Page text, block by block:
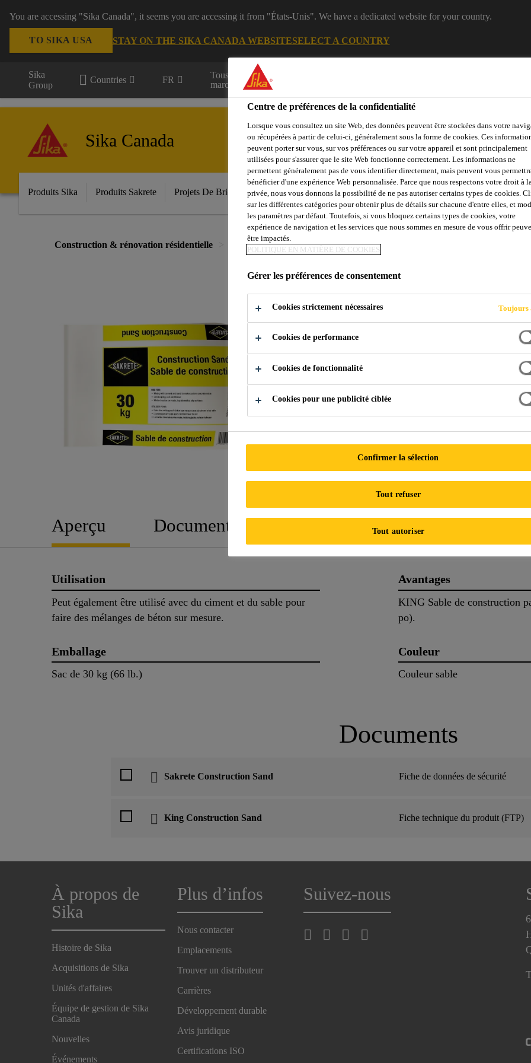
You are accessing "Sika Canada", it seems you are accessing it from "États-Unis". We have a dedicated website for your country.
TO SIKA USA STAY ON THE SIKA CANADA WEBSITESELECT A COUNTRY
Sika
Group
Countries FR
Tous les
marchés
Sika Canada
Produits Sika Produits Sakrete Projets De Bricolage Calculateurs Centre de ressources Trouver un distributeur
Construction & rénovation résidentielle SAKRETE Construction Sand
SAKRETE
Pour usages généraux, incluant aménagement
traction hivernale sur les routes, épandage sur les
huileuses.
KING Sable de construction passée au crible
Aperçu Documents
Utilisation
Peut également être utilisé avec du ciment et du sable pour
faire des mélanges de béton sur mesure.
Avantages
KING Sable de construction
po).
Emballage
Sac de 30 kg (66 lb.)
Couleur
Couleur sable
Documents
Sakrete Construction Sand Fiche de données de sécurité
King Construction Sand Fiche technique du produit (FTP)
À propos de
Sika
Histoire de Sika
Acquisitions de Sika
Unités d'affaires
Équipe de gestion de Sika
Canada
Nouvelles
Événements
Plus d’infos
Nous contacter
Emplacements
Trouver un distributeur
Carrières
Développement durable
Avis juridique
Certifications ISO
Suivez-nous
Centre de préférences de la confidentialité
Lorsque vous consultez un site Web, des données peuvent être stockées dans votre
ou récupérées à partir de celui-ci, généralement sous la forme de cookies. Ces
peuvent porter sur vous, sur vos préférences ou sur votre appareil et sont principalement
utilisées pour s'assurer que le site Web fonctionne correctement. Les informations ne
permettent généralement pas de vous identifier directement, mais peuvent vous
bénéficier d'une expérience Web personnalisée. Parce que nous respectons votre droit à
privée, nous vous donnons la possibilité de ne pas autoriser certains types de cookies.
sur les différentes catégories pour obtenir plus de détails sur chacune d'entre elles, et
les paramètres par défaut. Toutefois, si vous bloquez certains types de cookies, votre
expérience de navigation et les services que nous sommes en mesure de vous offrir
être impactés.
POLITIQUE EN MATIÈRE DE COOKIES
Gérer les préférences de consentement
Cookies strictement nécessaires Toujours
Cookies de performance
Cookies de fonctionnalité
Cookies pour une publicité ciblée
Confirmer la sélection
Tout refuser
Tout autoriser